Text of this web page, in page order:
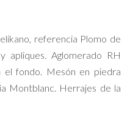
referencia Plomo de
Aglomerado RH
fondo. Mesón en piedra
Montblanc. Herrajes de la